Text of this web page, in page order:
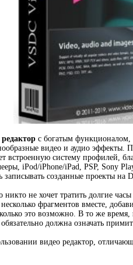
с богатым функционалом,
видео и аудио эффекты.
систему профилей,
iPod/iPhone/iPad, PSP, Sony
созданные проекты на
никто не хочет тратить долгие
фрагментов вместе,
это возможно. В то же
должна означать
видео редактор,